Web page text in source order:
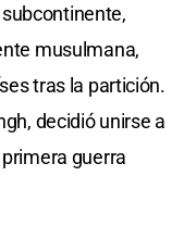
musulmana,
tras la partición.
decidió unirse a
guerra